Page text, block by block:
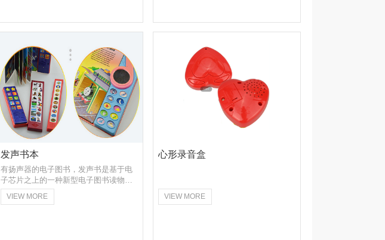
发声书本
有扬声器的电子图书，发声书是基于电
子芯片之上的一种新型电子图书读物，
由扬声器和图书配套组成，克服儿童不
会认字、用一支点读笔点击书籍上的图
VIEW MORE
心形录音盒
VIEW MORE